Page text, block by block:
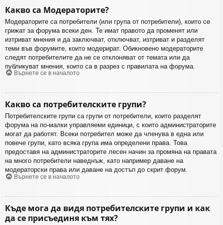
Какво са Модераторите?
Модераторите са потребители (или група от потребители), които се
грижат за форума всеки ден. Те имат правото да променят или
изтриват мнения и да заключват, отключват, изтриват и разделят
теми във форумите, които модерират. Обикновено модераторите
следят потребителите да не се отклоняват от темата или да
публикуват мнения, които са в разрез с правилата на форума.
Върнете се в началото
Какво са потребителските групи?
Потребителските групи са групи от потребители, които разделят
форума на по-малки управляеми единици, с които администраторите
могат да работят. Всеки потребител може да членува в една или
повече групи, като всяка група има определени права. Това
предоставя на администраторите лесен начин за промяна на правата
на много потребители наведнъж, като например даване на
модераторски права или даване на достъп до скрит форум.
Върнете се в началото
Къде мога да видя потребителските групи и как
да се присъединя към тях?